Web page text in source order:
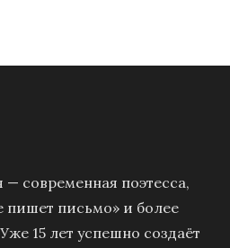
— современная поэтесса,
пишет письмо» и более
15 лет успешно создаёт